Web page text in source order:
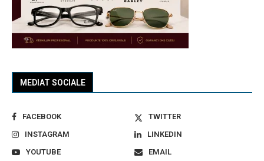
MEDIAT SOCIALE
FACEBOOK
TWITTER
INSTAGRAM
LINKEDIN
YOUTUBE
EMAIL